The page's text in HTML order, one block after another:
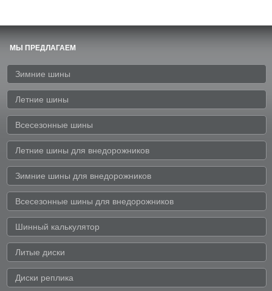
МЫ ПРЕДЛАГАЕМ
Зимние шины
Летние шины
Всесезонные шины
Летние шины для внедорожников
Зимние шины для внедорожников
Всесезонные шины для внедорожников
Шинный калькулятор
Литые диски
Диски реплика